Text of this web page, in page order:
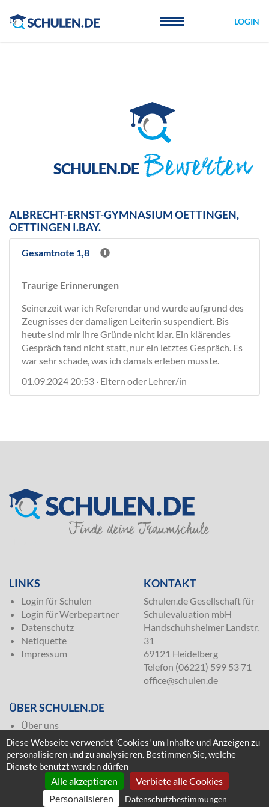
LOGIN
SCHULEN.DE Bewerten
ALBRECHT-ERNST-GYMNASIUM OETTINGEN,
OETTINGEN I.BAY.
Gesamtnote 1,8
Traurige Erinnerungen
Seinerzeit war ich Referendar und wurde aufgrund des
Zeugnisses der damaligen Leiterin suspendiert. Bis
heute sind mir ihre Gründe nicht klar. Ein klärendes
Gespräch fand nicht statt, nur ein letztes Gespräch. Es
war sehr schade, was ich damals erleben musste.
01.09.2024 20:53 · Eltern oder Lehrer/in
LINKS
Login für Schulen
Login für Werbepartner
Datenschutz
Netiquette
Impressum
KONTAKT
Schulen.de Gesellschaft für
Schulevaluation mbH
Handschuhsheimer Landstr.
31
69121 Heidelberg
Telefon (06221) 599 53 71
office@schulen.de
ÜBER SCHULEN.DE
Über uns
Presse
Häufige Fragen
Kontakt & Impressum
Mediadaten
Diese Webseite verwendet 'Cookies' um Inhalte und Anzeigen zu
personalisieren und zu analysieren. Bestimmen Sie, welche
Dienste benutzt werden dürfen
Alle akzeptieren
Verbiete alle Cookies
Personalisieren
Datenschutzbestimmungen